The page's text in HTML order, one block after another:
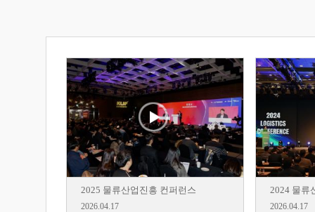
2025 물류산업진흥 컨퍼런스
2026.04.17
2024 물류
2026.04.17